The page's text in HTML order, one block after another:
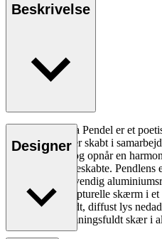
Beskrivelse
OS111 Begonya Pendel er et
logik. Pendlen er skabt i
Øivind Slaatto og opnår en
og det menneskeskabte.
omkring en indvendig
finish. Den skulpturelle skærm i
udsender et blødt, diffust lys
behageligt, stemningsfuldt skær i
Designer